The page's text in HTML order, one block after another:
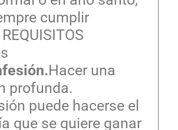
cumplir
Hacer una
profunda.
puede hacerse el
que se quiere ganar